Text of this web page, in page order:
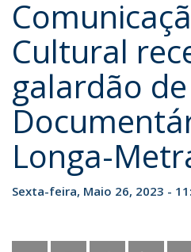
Cultural
galardão
Longa-
Sexta-feira, Maio 26, 2023 -